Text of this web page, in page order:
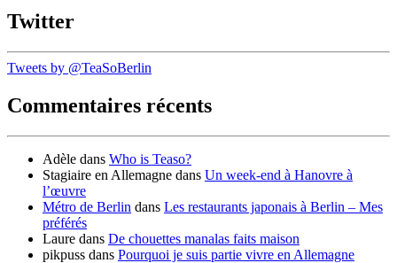
Twitter
Tweets by @TeaSoBerlin
Commentaires récents
Adèle dans Who is Teaso?
Stagiaire en Allemagne dans Un week-end à Hanovre à
l’œuvre
Métro de Berlin dans Les restaurants japonais à Berlin – Mes
préférés
Laure dans De chouettes manalas faits maison
pikpuss dans Pourquoi je suis partie vivre en Allemagne